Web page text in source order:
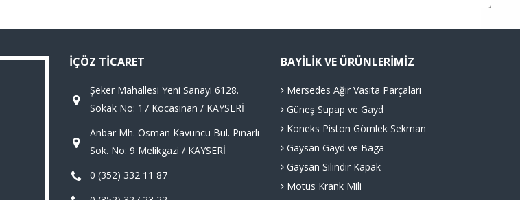
İÇÖZ TICARET
Şeker Mahallesi Yeni Sanayi 6128.
Sokak No: 17 Kocasinan / KAYSERİ
Anbar Mh. Osman Kavuncu Bul. Pınarlı
Sok. No: 9 Melikgazi / KAYSERİ
0 (352) 332 11 87
BAYILIK VE ÜRÜNLERIMIZ
Mersedes Ağır Vasıta Parçaları
Güneş Supap ve Gayd
Koneks Piston Gömlek Sekman
Gaysan Gayd ve Baga
Gaysan Silindir Kapak
Motus Krank Mili